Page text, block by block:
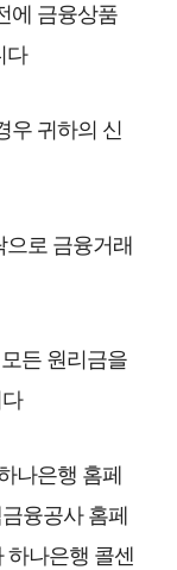
에 금융상품
다
우 귀하의 신
로 금융거래
든 원리금을
나은행 홈페
융공사 홈페
하나은행 콜센